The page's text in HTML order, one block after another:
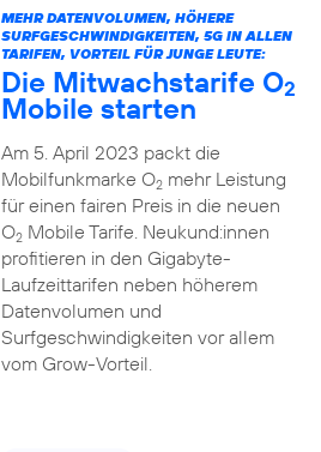
MEHR DATENVOLUMEN, HÖHERE
SURFGESCHWINDIGKEITEN, 5G IN ALLEN
TARIFEN, VORTEIL FÜR JUNGE LEUTE:
Die Mitwachstarife O2
Mobile starten
Am 5. April 2023 packt die
Mobilfunkmarke O2mehr Leistung
für einen fairen Preis in die neuen
O2Mobile Tarife. Neukund:innen
profitieren in den Gigabyte-
Laufzeittarifen neben höherem
Datenvolumen und
Surfgeschwindigkeiten vor allem
vom Grow-Vorteil.